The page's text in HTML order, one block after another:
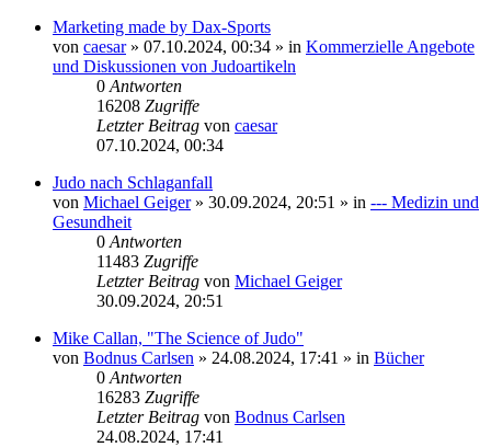
Marketing made by Dax-Sports
von caesar» 07.10.2024, 00:34 » in Kommerzielle Angebote
und Diskussionen von Judoartikeln
0 Antworten
16208 Zugriffe
Letzter Beitrag von caesar
07.10.2024, 00:34
Judo nach Schlaganfall
von Michael Geiger» 30.09.2024, 20:51 » in --- Medizin und
Gesundheit
0 Antworten
11483 Zugriffe
Letzter Beitrag von Michael Geiger
30.09.2024, 20:51
Mike Callan, "The Science of Judo"
von Bodnus Carlsen » 24.08.2024, 17:41 » in Bücher
0 Antworten
16283 Zugriffe
Letzter Beitrag von Bodnus Carlsen
24.08.2024, 17:41